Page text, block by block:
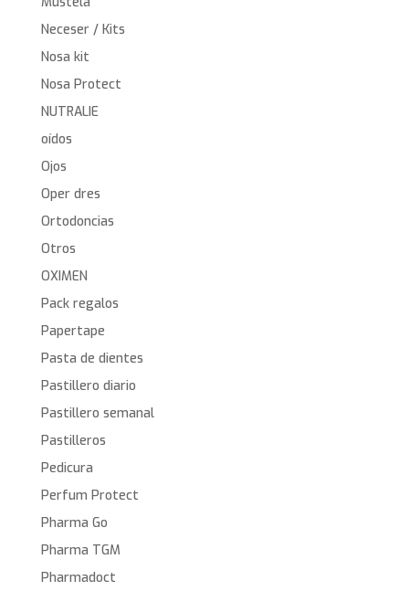
Neceser / Kits
Nosa kit
Nosa Protect
NUTRALIE
oídos
Ojos
Oper dres
Ortodoncias
Otros
OXIMEN
Pack regalos
Papertape
Pasta de dientes
Pastillero diario
Pastillero semanal
Pastilleros
Pedicura
Perfum Protect
Pharma Go
Pharma TGM
Pharmadoct